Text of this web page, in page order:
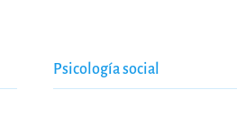
Psicología social